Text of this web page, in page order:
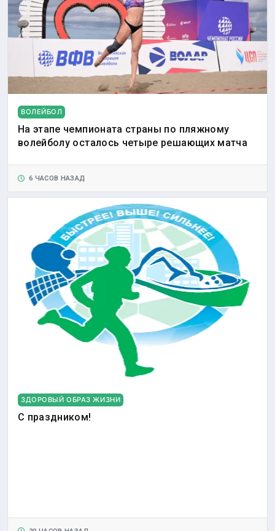
ВОЛЕЙБОЛ
На этапе чемпионата страны по пляжному
волейболу осталось четыре решающих матча
6 ЧАСОВ НАЗАД
ЗДОРОВЫЙ ОБРАЗ ЖИЗНИ
С праздником!